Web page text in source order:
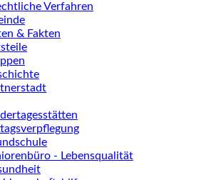
Verfahren
& Fakten
- Lebensqualität